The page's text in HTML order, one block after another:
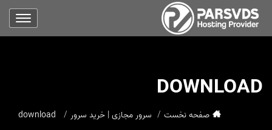
DOWNLOAD
صفحه نخست سرور مجازی | خرید سرور